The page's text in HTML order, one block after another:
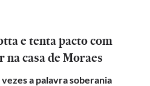
e tenta pacto com
casa de Moraes
a palavra soberania